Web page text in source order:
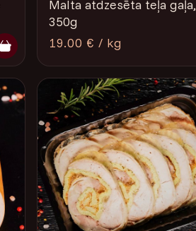
Malta atdzesēta teļa gaļa,
350g
19.00 € / kg